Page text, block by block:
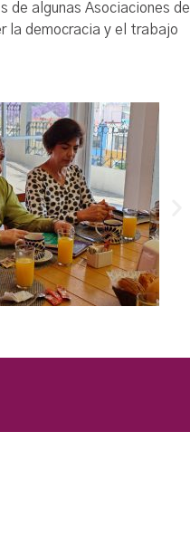
algunas Asociaciones de
la democracia y el trabajo